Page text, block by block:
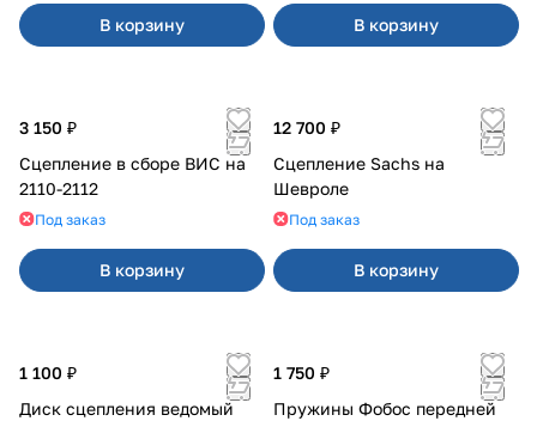
В корзину В корзину
3 150 ₽
Сцепление в сборе ВИС на
2110-2112
Под заказ
В корзину
12 700 ₽
Сцепление Sachs на
Шевроле
Под заказ
В корзину
1 100 ₽
Диск сцепления ведомый
1 750 ₽
Пружины Фобос передней